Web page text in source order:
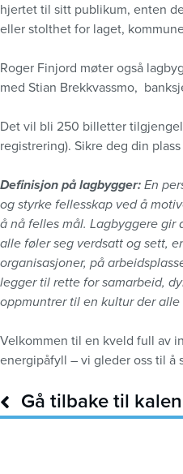
hjertet til sitt publikum, enten
eller stolthet for laget,
Roger Finjord møter også
med Stian Brekkvassmo,
Det vil bli 250 billetter
registrering). Sikre deg din
Definisjon på lagbygger: En
og styrke fellesskap ved å
å nå felles mål. Lagbyggere gir
alle føler seg verdsatt og sett,
organisasjoner, på
legger til rette for samarbeid,
oppmuntrer til en kultur der
Velkommen til en kveld full av
energipåfyll – vi gleder oss til å
Gå tilbake til